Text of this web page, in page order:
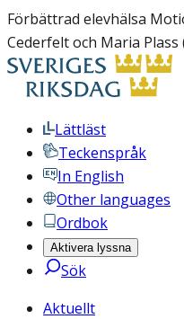
Förbättrad elevhälsa
Cederfelt och Maria Plass
Lättläst
Teckenspråk
In English
Other languages
Ordbok
Aktivera lyssna
Sök
Aktuellt